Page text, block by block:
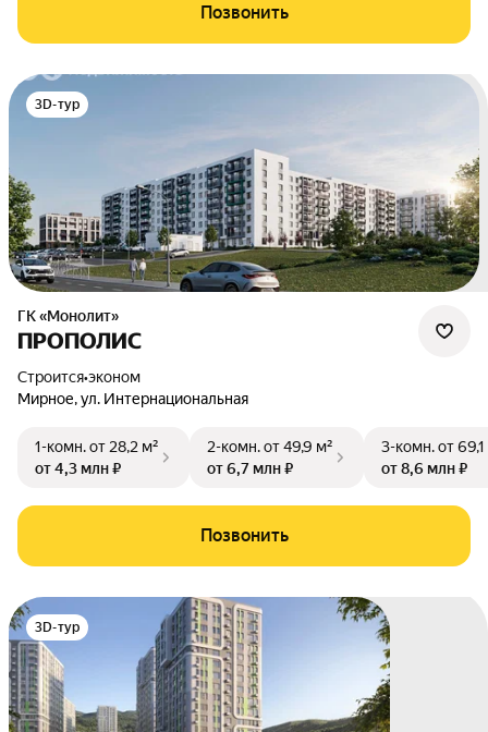
Позвонить
3D-тур
ГК «Монолит»
ПРОПОЛИС
Строится•эконом
Мирное,ул. Интернациональная
1-комн.от 28,2 м²
от 4,3 млн ₽
2-комн.от 49,9 м²
от 6,7 млн ₽
3-комн.от
от 8,6 млн ₽
Позвонить
3D-тур